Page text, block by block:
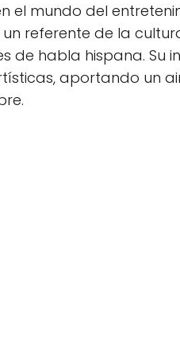
el mundo del
un referente de la
de habla hispana. Su
aportando un